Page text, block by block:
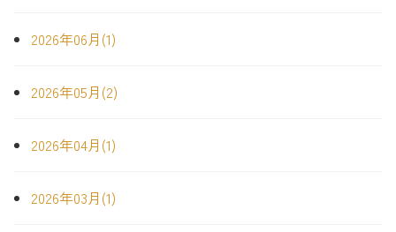
2026年06月(1)
2026年05月(2)
2026年04月(1)
2026年03月(1)